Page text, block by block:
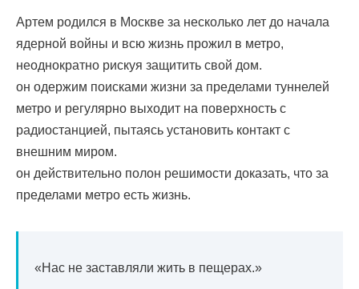
Артем родился в Москве за несколько лет до начала
ядерной войны и всю жизнь прожил в метро, ​​
неоднократно рискуя защитить свой дом.
он одержим поисками жизни за пределами туннелей
метро и регулярно выходит на поверхность с
радиостанцией, пытаясь установить контакт с
внешним миром.
он действительно полон решимости доказать, что за
пределами метро есть жизнь.
«Нас не заставляли жить в пещерах.»